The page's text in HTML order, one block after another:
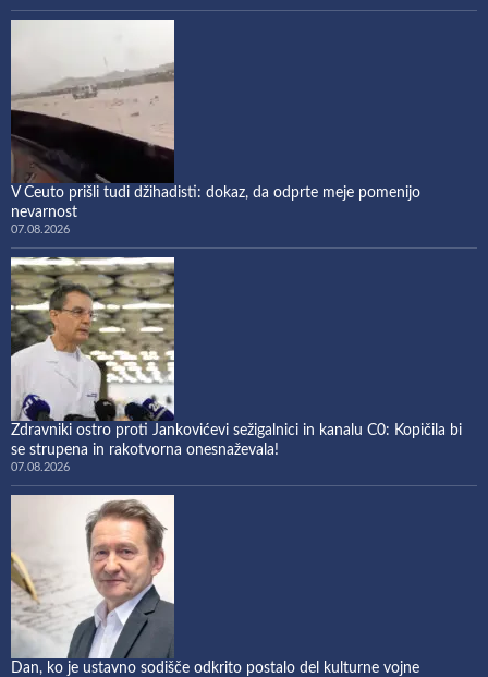
V Ceuto prišli tudi džihadisti: dokaz, da odprte meje pomenijo
nevarnost
07.08.2026
Zdravniki ostro proti Jankovićevi sežigalnici in kanalu C0: Kopičila bi
se strupena in rakotvorna onesnaževala!
07.08.2026
Dan, ko je ustavno sodišče odkrito postalo del kulturne vojne